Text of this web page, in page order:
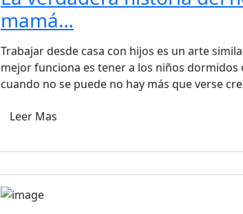
mamá…
Trabajar desde casa con hijos es un arte
mejor funciona es tener a los niños dormidos
cuando no se puede no hay más que verse
Leer Mas